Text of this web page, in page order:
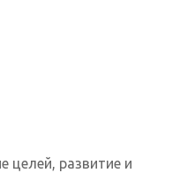
целей, развитие и